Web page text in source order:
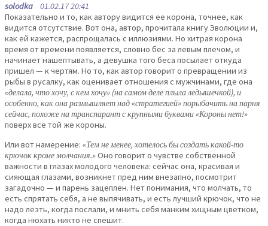
solodka 01.02.17 20:41
Показательно и то, как автору видится ее корона, точнее, как
видится отсутствие. Вот она, автор, прочитала книгу Эволюции и,
как ей кажется, распрощалась с иллюзиями. Но хитрая корона
время от времени появляется, словно бес за левым плечом, и
начинает нашептывать, а девушка того беса посылает откуда
пришел — к чертям. Но то, как автор говорит о превращении из
рыбы в русалку, как оценивает отношения с мужчинами, где она
«делала, что хочу, с кем хочу» (на самом деле плыла ледышечкой), и
особенно, как она размышляет над «стратегией» порыбачить на парня
сейчас, похоже на транспарант с крупными буквами «Короны нет!»
поверх все той же короны.
Или вот намерение: «Тем не менее, хотелось бы создать какой-то
крючок кроме молчания.»Оно говорит о чувстве собственной
важности в глазах молодого человека: сейчас она, красивая и
сияющая глазами, возникнет пред ним внезапно, посмотрит
загадочно — и парень зацеплен. Нет понимания, что молчать, то
есть спрятать себя, а не выпячивать, и есть лучший крючок, что не
надо лезть, когда послали, и мнить себя манким хищным цветком,
когда нюхать никто не спешит.